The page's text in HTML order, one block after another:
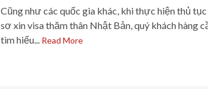
Cũng như các quốc gia khác, khi thực hiện thủ tục
sơ xin visa thăm thân Nhật Bản, quý khách hàng
tìm hiểu...
Read More